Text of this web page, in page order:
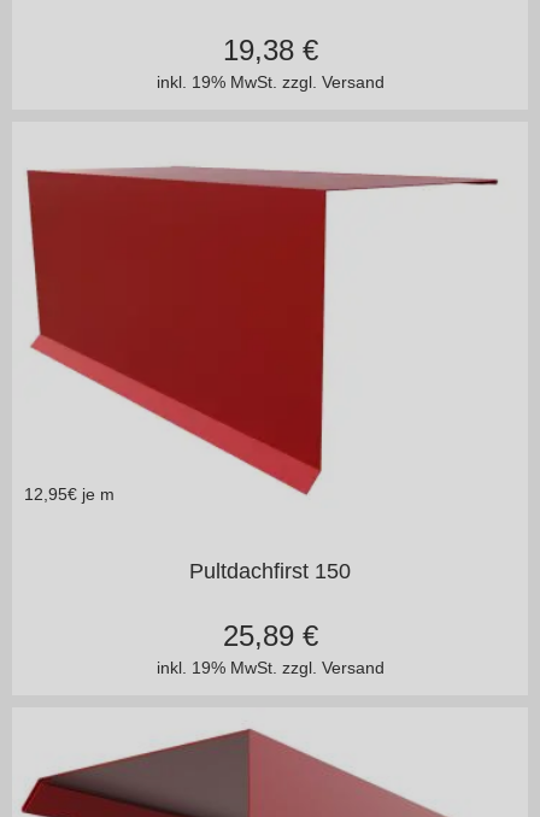
inkl. 19% MwSt. zzgl. Versand
19,38€
12,95€ je m
Pultdachfirst 150
inkl. 19% MwSt. zzgl. Versand
25,89€